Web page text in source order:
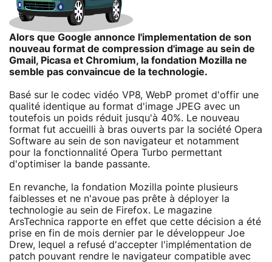
Alors que Google annonce l'implementation de son
nouveau format de compression d'image au sein de
Gmail, Picasa et Chromium, la fondation Mozilla ne
semble pas convaincue de la technologie.
Basé sur le codec vidéo VP8, WebP promet d'offir une
qualité identique au format d'image JPEG avec un
toutefois un poids réduit jusqu'à 40%. Le nouveau
format fut accueilli à bras ouverts par la société Opera
Software au sein de son navigateur et notamment
pour la fonctionnalité Opera Turbo permettant
d'optimiser la bande passante.
En revanche, la fondation Mozilla pointe plusieurs
faiblesses et ne n'avoue pas prête à déployer la
technologie au sein de Firefox. Le magazine
ArsTechnica rapporte en effet que cette décision a été
prise en fin de mois dernier par le développeur Joe
Drew, lequel a refusé d'accepter l'implémentation de
patch pouvant rendre le navigateur compatible avec